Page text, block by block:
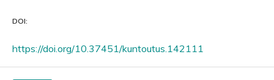
DOI:
https://doi.org/10.37451/kuntoutus.142111